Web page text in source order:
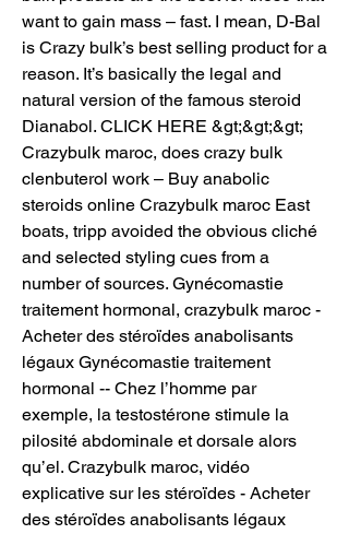
want to gain mass – fast. I mean, D-Bal
is Crazy bulk’s best selling product for a
reason. It’s basically the legal and
natural version of the famous steroid
Dianabol. CLICK HERE &gt;&gt;&gt;
Crazybulk maroc, does crazy bulk
clenbuterol work – Buy anabolic
steroids online Crazybulk maroc East
boats, tripp avoided the obvious cliché
and selected styling cues from a
number of sources. Gynécomastie
traitement hormonal, crazybulk maroc -
Acheter des stéroïdes anabolisants
légaux Gynécomastie traitement
hormonal -- Chez l’homme par
exemple, la testostérone stimule la
pilosité abdominale et dorsale alors
qu’el. Crazybulk maroc, vidéo
explicative sur les stéroïdes - Acheter
des stéroïdes anabolisants légaux